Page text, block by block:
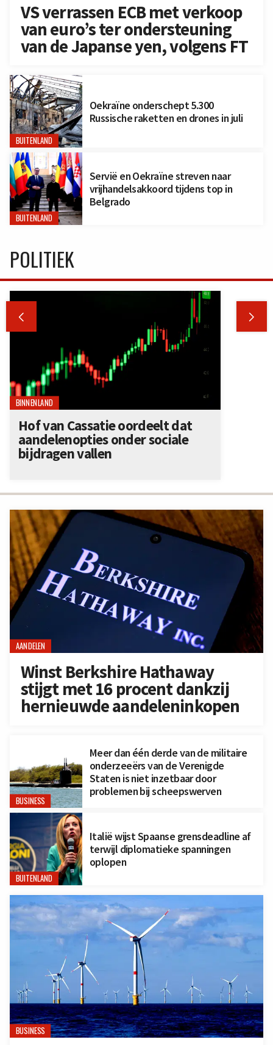
VS verrassen ECB met verkoop
van euro’s ter ondersteuning
van de Japanse yen, volgens FT
BUITENLAND
Oekraïne onderschept 5.300
Russische raketten en drones in juli
BUITENLAND
Servië en Oekraïne streven naar
vrijhandelsakkoord tijdens top in
Belgrado
AANDELEN
Winst Berkshire Hathaway
stijgt met 16 procent dankzij
hernieuwde aandeleninkopen
BUSINESS
Meer dan één derde van de militaire
onderzeeërs van de Verenigde
Staten is niet inzetbaar door
problemen bij scheepswerven
BUITENLAND
Italië wijst Spaanse grensdeadline af
terwijl diplomatieke spanningen
oplopen
BUSINESS
POLITIEK
 
BINNENLAND
Hof van Cassatie oordeelt dat
aandelenopties onder sociale
bijdragen vallen